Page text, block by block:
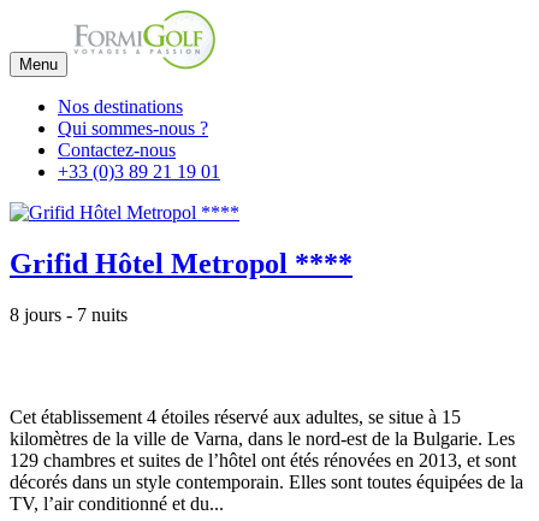
Menu
Nos destinations
Qui sommes-nous ?
Contactez-nous
+33 (0)3 89 21 19 01
Grifid Hôtel Metropol ****
8 jours - 7 nuits
Cet établissement 4 étoiles réservé aux adultes, se situe à 15
kilomètres de la ville de Varna, dans le nord-est de la Bulgarie. Les
129 chambres et suites de l’hôtel ont étés rénovées en 2013, et sont
décorés dans un style contemporain. Elles sont toutes équipées de la
TV, l’air conditionné et du...